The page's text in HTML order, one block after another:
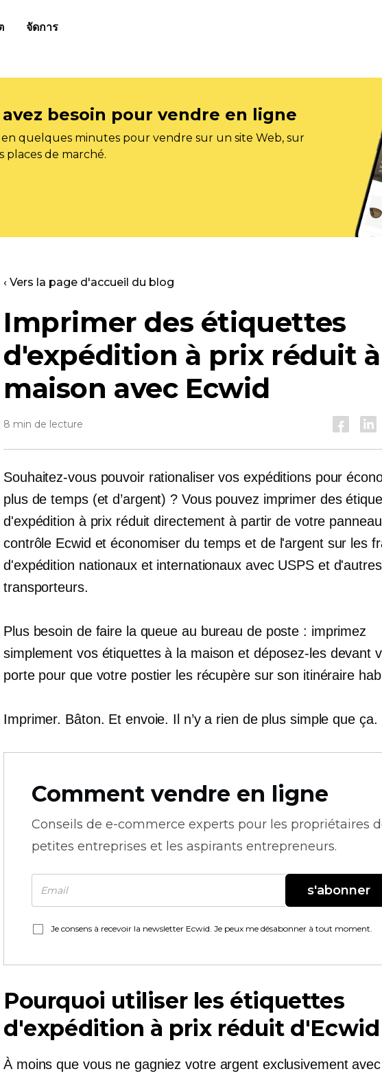
จัดการ
besoin pour vendre en ligne
quelques minutes pour vendre sur un site Web, sur
places de marché.
‹ Vers la page d'accueil du blog
Imprimer des étiquettes
d'expédition à prix réduit
maison avec Ecwid
8 min de lecture
Souhaitez-vous pouvoir rationaliser vos expéditions pour
plus de temps (et d’argent) ? Vous pouvez imprimer des
d'expédition à prix réduit directement à partir de votre
contrôle Ecwid et économiser du temps et de l'argent sur les
d'expédition nationaux et internationaux avec USPS et d'autres
transporteurs.
Plus besoin de faire la queue au bureau de poste : imprimez
simplement vos étiquettes à la maison et déposez-les devant
porte pour que votre postier les récupère sur son itinéraire
Imprimer. Bâton. Et envoie. Il n’y a rien de plus simple que ça.
Comment vendre en ligne
Conseils de e-commerce experts pour les propriétaires
petites entreprises et les aspirants entrepreneurs.
s'abonner
Je consens à recevoir la newsletter Ecwid. Je peux me désabonner à tout moment.
Pourquoi utiliser les étiquettes
d'expédition à prix réduit d'Ecwid
À moins que vous ne gagniez votre argent exclusivement